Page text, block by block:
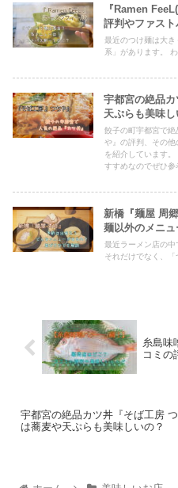
『Ramen
評判やファス
最近のつけ麺は大
系」があります。
宇都宮の絶品
天ぷらも美味し
餃子の町宇都宮で
や』の評判、その
を紹介しています
すすめなのでぜひ参
新橋『麺屋 周
麺以外のメニ
最近ラーメン店の中
それだけでなく、「
糸島味
コミの
宇都宮の絶品カツ丼『そば工房 つ
は蕎麦や天ぷらも美味しいの？